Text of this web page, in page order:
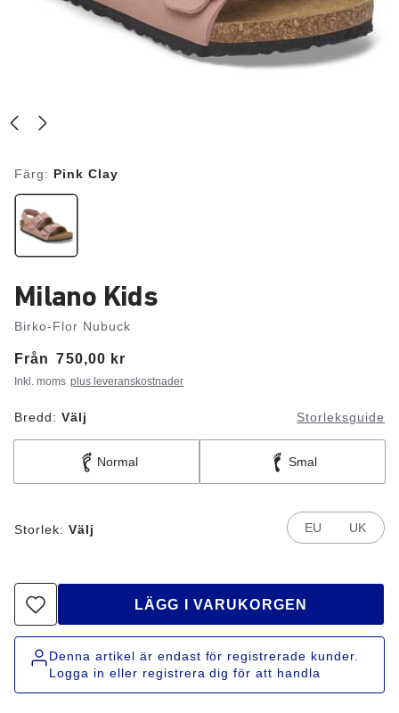
Färg: Pink Clay
Milano Kids
Birko-Flor Nubuck
Från
Price:750,00 kr
Inkl. moms plus leveranskostnader
Bredd: Välj Storleksguide
Normal Smal
Storlek: Välj EU UK
LÄGG I VARUKORGEN
Denna artikel är endast för registrerade kunder.
Logga in eller registrera dig för att handla